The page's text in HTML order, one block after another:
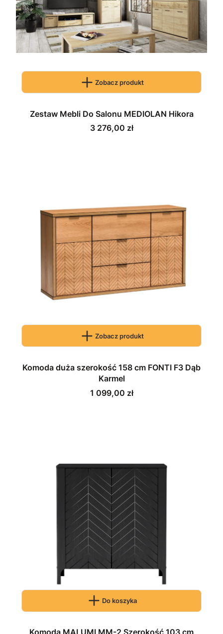
Zobacz produkt
Zestaw Mebli Do Salonu MEDIOLAN Hikora
Cena
3 276,00 zł
Zobacz produkt
Komoda duża szerokość 158 cm FONTI F3 Dąb
Karmel
Cena
1 099,00 zł
Do koszyka